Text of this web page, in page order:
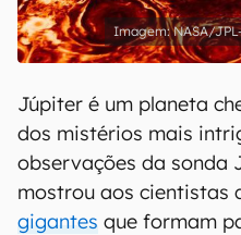
NASA/
Júpiter é um planeta
dos mistérios mais
observações da sonda
mostrou aos cientistas
gigantes que formam